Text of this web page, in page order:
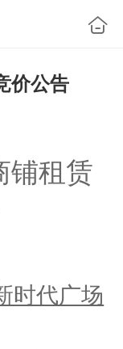
价公告
铺租赁
时代广场